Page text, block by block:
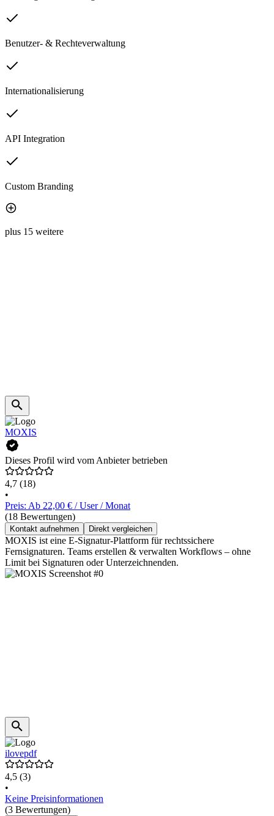
Benutzer- & Rechteverwaltung
Internationalisierung
API Integration
Custom Branding
plus 15 weitere
MOXIS
Dieses Profil wird vom Anbieter betrieben
4,7 (18)
•
Preis: Ab 22,00 € / User / Monat
(18 Bewertungen)
Kontakt aufnehmen Direkt vergleichen
MOXIS ist eine E-Signatur-Plattform für rechtssichere
Fernsignaturen. Teams erstellen & verwalten Workflows – ohne
Limit bei Signaturen oder Unterzeichnenden.
ilovepdf
4,5 (3)
•
Keine Preisinformationen
(3 Bewertungen)